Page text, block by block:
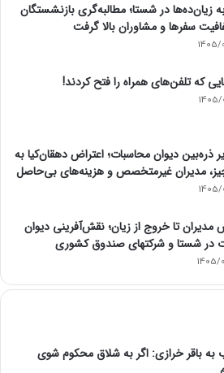
زیان‌ده‌ها در شستا؛ مطالبه‌گری بازنشستگان
سفرها و مشاوران بالا گرفت
که تلفن‌های همراه را فتح کردند!
ذره‌بین دیوان محاسبات؛ اعتراض دهقان‌کیا به
مدیران غیرمتخصص و هزینه‌های بی‌حاصل
مدیران تا خروج از زیان؛ نقش‌آفرینی دیوان
در شستا و شرکتهای صندوق کشوری
به باقر خرازی: اگر به شلاق محکوم شوی